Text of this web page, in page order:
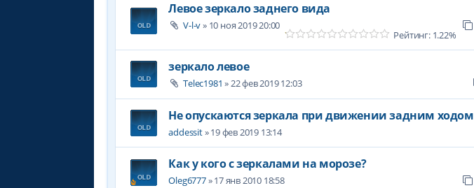
Левое зеркало заднего вида
V-l-v» 10 ноя 2019 20:00
Рейтинг: 1.22%
зеркало левое
Telec1981 » 22 фев 2019 12:03
Не опускаются зеркала при движении задним ходом
addessit» 19 фев 2019 13:14
Как у кого с зеркалами на морозе?
Oleg6777» 17 янв 2010 18:58